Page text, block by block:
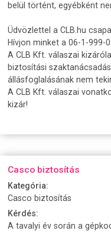
belül történt, egyébként
Üdvözlettel a CLB.hu
Hívjon minket a 06-1-999-
A CLB Kft. válaszai
biztosítási
állásfoglalásának nem
A CLB Kft. válaszai
kizár!
Casco biztosítás
Kategória:
Casco biztosítás
Kérdés:
A tavalyi év során a